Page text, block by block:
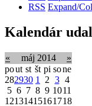
RSS Expand/
Kalendár
« máj 2014
»
pout st št pi sone
282930 1 2 3 4
5 6 7 8 9 1011
12131415161718